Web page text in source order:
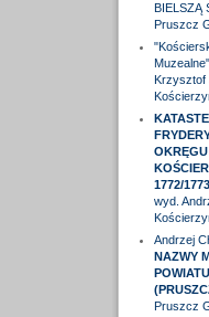
BIELSZĄ
Pruszcz
Krzysztof
OKRĘGU
1772/
wyd.
Andrzej
NAZWY
Pruszcz